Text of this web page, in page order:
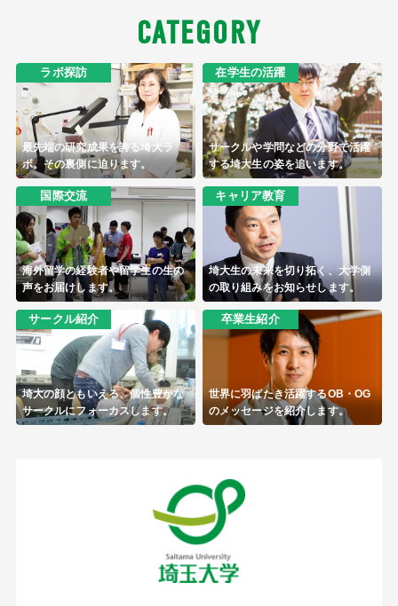
CATEGORY
ラボ探訪
最先端の研究成果を誇る埼大ラ
ボ。その裏側に迫ります。
在学生の活躍
サークルや学問などの分野で活躍
する埼大生の姿を追います。
国際交流
海外留学の経験者や留学生の生の
声をお届けします。
キャリア教育
埼大生の未来を切り拓く、大学側
の取り組みをお知らせします。
サークル紹介
埼大の顔ともいえる、個性豊かな
サークルにフォーカスします。
卒業生紹介
世界に羽ばたき活躍するOB・OG
のメッセージを紹介します。